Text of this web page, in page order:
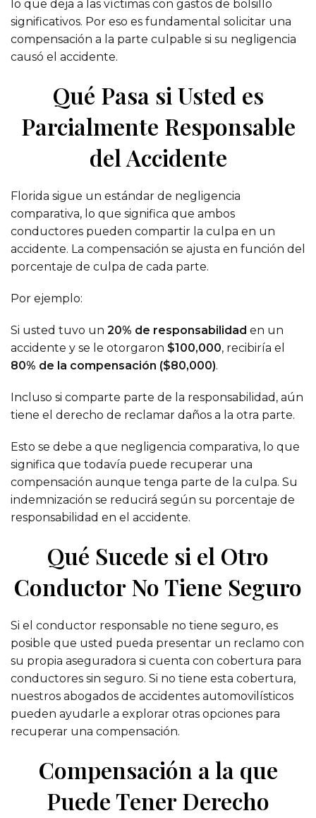
lo que deja a las víctimas con gastos de bolsillo
significativos. Por eso es fundamental solicitar una
compensación a la parte culpable si su negligencia
causó el accidente.
Qué Pasa si Usted es
Parcialmente Responsable
del Accidente
Florida sigue un estándar de negligencia
comparativa, lo que significa que ambos
conductores pueden compartir la culpa en un
accidente. La compensación se ajusta en función del
porcentaje de culpa de cada parte.
Por ejemplo:
Si usted tuvo un 20% de responsabilidad en un
accidente y se le otorgaron $100,000, recibiría el
80% de la compensación ($80,000).
Incluso si comparte parte de la responsabilidad, aún
tiene el derecho de reclamar daños a la otra parte.
Esto se debe a que negligencia comparativa, lo que
significa que todavía puede recuperar una
compensación aunque tenga parte de la culpa. Su
indemnización se reducirá según su porcentaje de
responsabilidad en el accidente.
Qué Sucede si el Otro
Conductor No Tiene Seguro
Si el conductor responsable no tiene seguro, es
posible que usted pueda presentar un reclamo con
su propia aseguradora si cuenta con cobertura para
conductores sin seguro. Si no tiene esta cobertura,
nuestros abogados de accidentes automovilísticos
pueden ayudarle a explorar otras opciones para
recuperar una compensación.
Compensación a la que
Puede Tener Derecho